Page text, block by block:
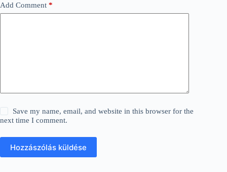
Add Comment *
Save my name, email, and website in this browser for the
next time I comment.
Hozzászólás küldése